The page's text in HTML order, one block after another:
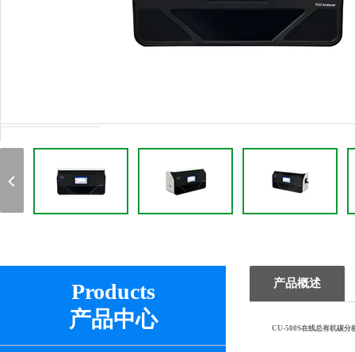
Products
产品中心
产品概述
CU-500S在线总有机碳分